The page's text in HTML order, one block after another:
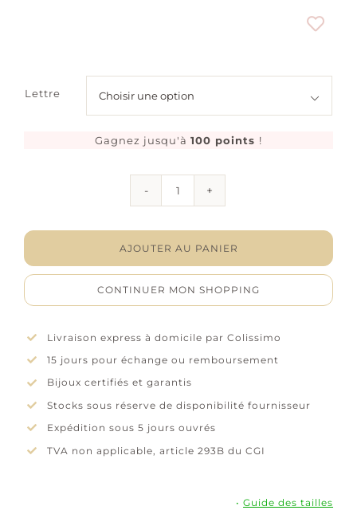
Lettre 
Gagnez jusqu'à 100 points !
"Alpha"
-
rhodié
AJOUTER AU PANIER
CONTINUER MON SHOPPING
Livraison express à domicile par Colissimo
15 jours pour échange ou remboursement
Bijoux certifiés et garantis
Stocks sous réserve de disponibilité fournisseur
Expédition sous 5 jours ouvrés
TVA non applicable, article 293B du CGI
•Guide des tailles